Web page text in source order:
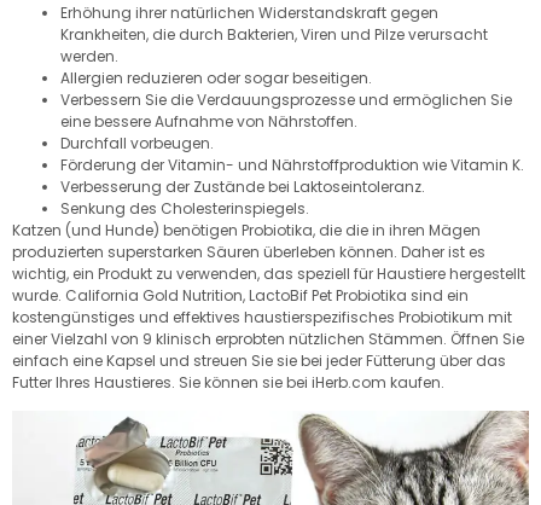
Erhöhung ihrer natürlichen Widerstandskraft gegen
Krankheiten, die durch Bakterien, Viren und Pilze verursacht
werden.
Allergien reduzieren oder sogar beseitigen.
Verbessern Sie die Verdauungsprozesse und ermöglichen Sie
eine bessere Aufnahme von Nährstoffen.
Durchfall vorbeugen.
Förderung der Vitamin- und Nährstoffproduktion wie Vitamin K.
Verbesserung der Zustände bei Laktoseintoleranz.
Senkung des Cholesterinspiegels.
Katzen (und Hunde) benötigen Probiotika, die die in ihren Mägen
produzierten superstarken Säuren überleben können. Daher ist es
wichtig, ein Produkt zu verwenden, das speziell für Haustiere hergestellt
wurde. California Gold Nutrition, LactoBif Pet Probiotika sind ein
kostengünstiges und effektives haustierspezifisches Probiotikum mit
einer Vielzahl von 9 klinisch erprobten nützlichen Stämmen. Öffnen Sie
einfach eine Kapsel und streuen Sie sie bei jeder Fütterung über das
Futter Ihres Haustieres. Sie können sie bei iHerb.com kaufen.